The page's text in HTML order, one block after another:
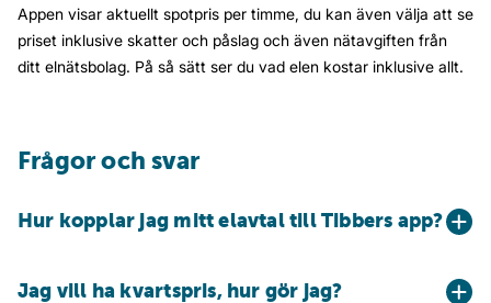
Appen visar aktuellt spotpris per timme, du kan även välja att se
priset inklusive skatter och påslag och även nätavgiften från
ditt elnätsbolag. På så sätt ser du vad elen kostar inklusive allt.
Frågor och svar
Hur kopplar jag mitt elavtal till Tibbers app?
Jag vill ha kvartspris, hur gör jag?